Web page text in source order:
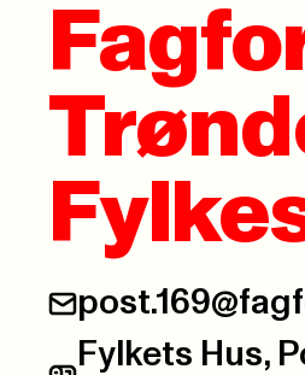
E-post:
Fylkets Hus,